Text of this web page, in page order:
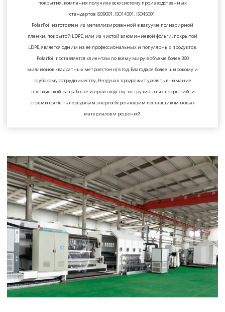
покрытия, компания получила всю систему производственных
стандартов ISO9001, ISO14001, ISO45001.
PolarFoil изготовлен из металлизированной в вакууме полиэфирной
пленки, покрытой LDPE, или из чистой алюминиевой фольги, покрытой
LDPE, является одним из ее профессиональных и популярных продуктов.
Polarfoil поставляется клиентам по всему миру в объеме более 360
миллионов квадратных метров (тонн) в год. Благодаря более широкому и
глубокому сотрудничеству, Pengyuan продолжит уделять внимание
технической разработке и производству экструзионных покрытий. и
стремится быть передовым энергосберегающим поставщиком новых
материалов и решений.